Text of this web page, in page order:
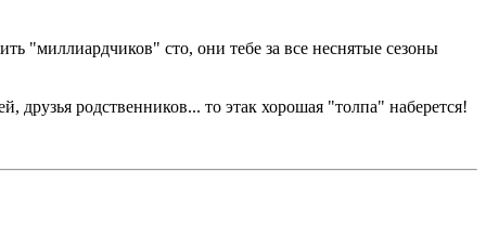
"миллиардчиков" сто, они тебе за все неснятые сезоны
друзья родственников... то этак хорошая "толпа" наберется!